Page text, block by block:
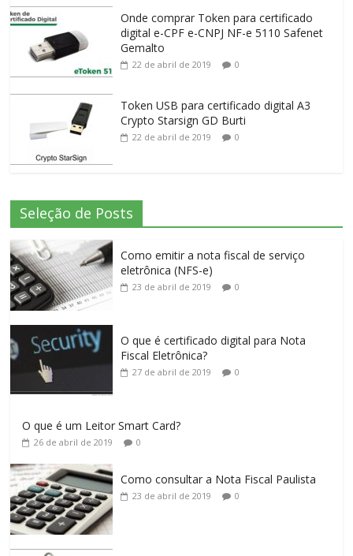
Onde comprar Token para certificado
digital e-CPF e-CNPJ NF-e 5110 Safenet
Gemalto
22 de abril de 2019 0
Token USB para certificado digital A3
Crypto Starsign GD Burti
22 de abril de 2019 0
Seleção de Posts
Como emitir a nota fiscal de serviço
eletrônica (NFS-e)
23 de abril de 2019 0
O que é certificado digital para Nota
Fiscal Eletrônica?
27 de abril de 2019 0
O que é um Leitor Smart Card?
26 de abril de 2019 0
Como consultar a Nota Fiscal Paulista
23 de abril de 2019 0